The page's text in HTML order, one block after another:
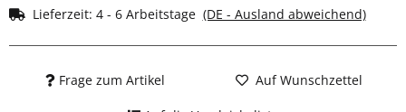
Lieferzeit: 4 - 6 Arbeitstage (DE - Ausland abweichend)
Frage zum Artikel Auf Wunschzettel